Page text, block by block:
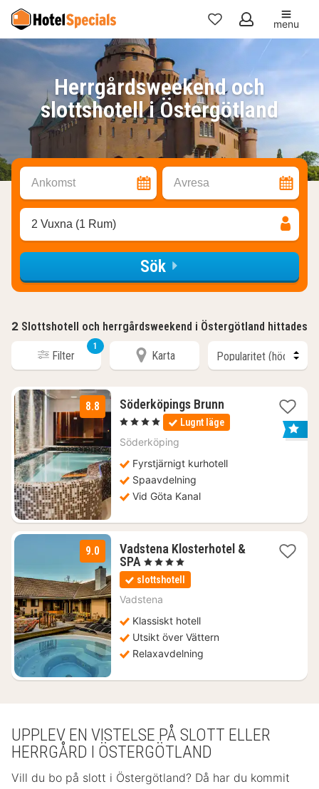
Mina
menu
Herrgårdsweekend och
slottshotell i Östergötland
Ankomst Avresa
2 Vuxna (1 Rum)
Sök
2 Slottshotell och herrgårdsweekend i Östergötland hittades
Filter
1
Karta
8.8 Söderköpings Brunn3
nätter
för
, 4 Stjärnor Lugnt läge
Söderköping
Fyrstjärnigt kurhotell
Spaavdelning
Vid Göta Kanal
9.0
Vadstena Klosterhotel &
SPA 1
natt
från
2095
, 4 Stjärnor
slottshotell
Vadstena
Klassiskt hotell
Utsikt över Vättern
Relaxavdelning
UPPLEV EN VISTELSE PÅ SLOTT ELLER
HERRGÅRD I ÖSTERGÖTLAND
Vill du bo på slott i Östergötland? Då har du kommit